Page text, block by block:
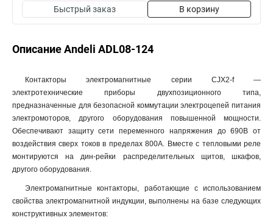
Быстрый заказ В корзину
Описание Andeli ADL08-124
Контакторы электромагнитные серии CJX2-f —
электротехнические приборы двухпозиционного типа,
предназначенные для безопасной коммутации электроцепей питания
электромоторов, другого оборудования повышенной мощности.
Обеспечивают защиту сети переменного напряжения до 690В от
воздействия сверх токов в пределах 800А. Вместе с тепловыми реле
монтируются на дин-рейки распределительных щитов, шкафов,
другого оборудования.
Электромагнитные контакторы, работающие с использованием
свойства электромагнитной индукции, выполнены на базе следующих
конструктивных элементов: